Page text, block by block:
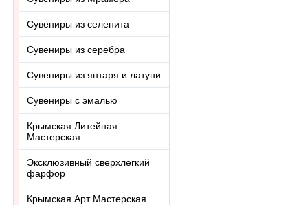
Сувениры из селенита
Сувениры из серебра
Сувениры из янтаря и латуни
Сувениры с эмалью
Крымская Литейная
Мастерская
Эксклюзивный сверхлегкий
фарфор
Крымская Арт Мастерская